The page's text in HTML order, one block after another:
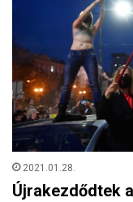
2021.01.28.
Újrakezdődtek